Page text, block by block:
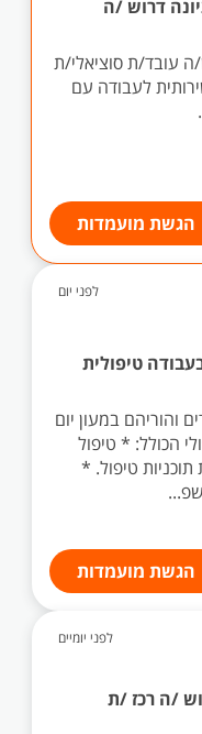
דרוש /ה
ה עובד/ת סוציאלי/ת
לעבודה עם
הגשת מועמדות
לפני יום
טיפולית
והוריהם במעון יום
הכולל: * טיפול
תוכניות טיפול. *
הגשת מועמדות
לפני יומיים
/ה רכז /ת